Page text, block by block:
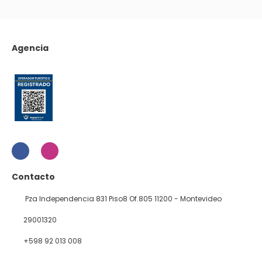
Agencia
Contacto
Pza Independencia 831 Piso8 Of.805 11200 - Montevideo
29001320
+598 92 013 008